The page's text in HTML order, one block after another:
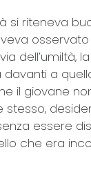
si riteneva
dell’umiltà,
davanti a
il giovane
stesso,
essere
che era